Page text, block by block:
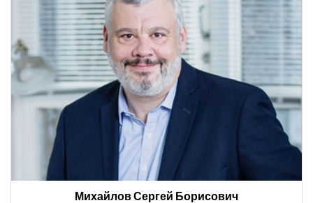
Михайлов Сергей Борисович